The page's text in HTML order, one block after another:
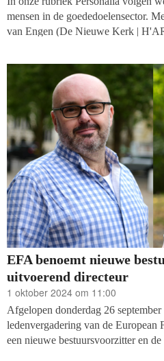
mensen in de goededoelensector.
van Engen (De Nieuwe Kerk |
EFA benoemt nieuwe
uitvoerend directeur
1 oktober 2024 om 11:00
Afgelopen donderdag 26 september
ledenvergadering van de
een nieuwe bestuursvoorzitter en